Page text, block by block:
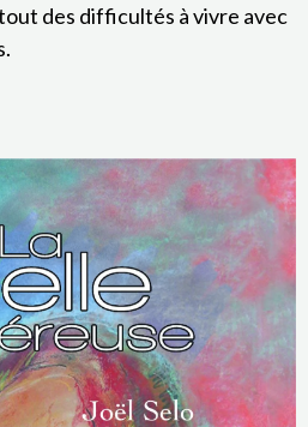
des difficultés à vivre avec